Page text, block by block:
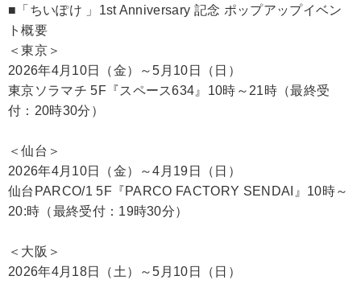
■「ちいぽけ 」1st Anniversary 記念 ポップアップイベン
ト概要
＜東京＞
2026年4月10日（金）～5月10日（日）
東京ソラマチ 5F『スペース634』10時～21時（最終受
付：20時30分）
＜仙台＞
2026年4月10日（金）～4月19日（日）
仙台PARCO/1 5F『PARCO FACTORY SENDAI』10時～
20:時（最終受付：19時30分）
＜大阪＞
2026年4月18日（土）～5月10日（日）